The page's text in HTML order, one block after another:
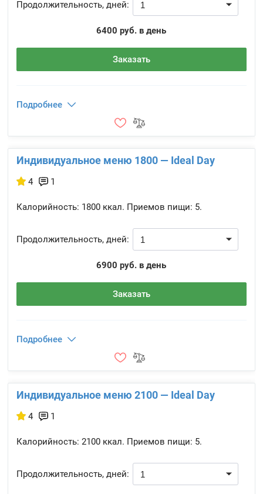
Продолжительность, дней:
6400 руб. в день
Заказать
Подробнее
Индивидуальное меню 1800 — Ideal Day
4 1
Калорийность: 1800 ккал. Приемов пищи: 5.
Продолжительность, дней:
6900 руб. в день
Заказать
Подробнее
Индивидуальное меню 2100 — Ideal Day
4 1
Калорийность: 2100 ккал. Приемов пищи: 5.
Продолжительность, дней: